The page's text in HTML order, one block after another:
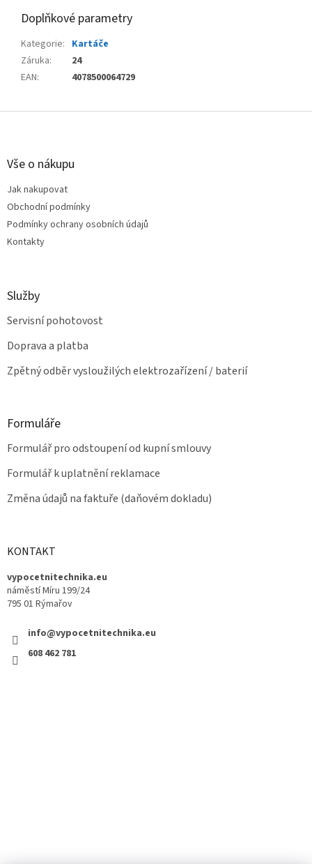
Doplňkové parametry
Kategorie: Kartáče
Záruka:
24
EAN: 4078500064729
Z
Vše o nákupu
Jak nakupovat
Obchodní podmínky
Podmínky ochrany osobních údajů
Kontakty
Služby
Servisní pohotovost
Doprava a platba
Zpětný odběr vysloužilých elektrozařízení / baterií
Formuláře
Formulář pro odstoupení od kupní smlouvy
Formulář k uplatnění reklamace
Změna údajů na faktuře (daňovém dokladu)
KONTAKT
vypocetnitechnika.eu
náměstí Míru 199/24
795 01 Rýmařov
info@vypocetnitechnika.eu
608 462 781